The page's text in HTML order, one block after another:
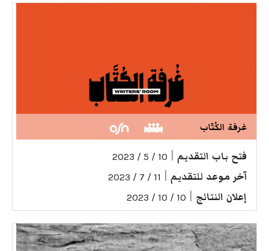
غرفة الكُتّاب
فتح باب التقديم 10 / 5 / 2023
آخر موعد للتقديم 11 / 7 / 2023
إعلان النتائج 10 / 10 / 2023